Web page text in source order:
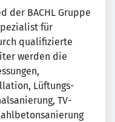
der BACHL Gruppe
für
qualifizierte
werden die
Lüftungs-
TV-